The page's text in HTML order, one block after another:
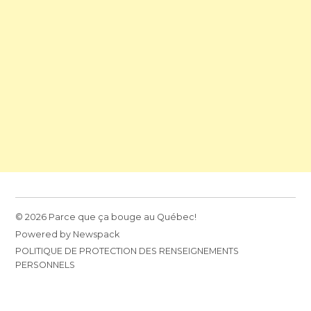
© 2026 Parce que ça bouge au Québec!
Powered by Newspack
POLITIQUE DE PROTECTION DES RENSEIGNEMENTS
PERSONNELS